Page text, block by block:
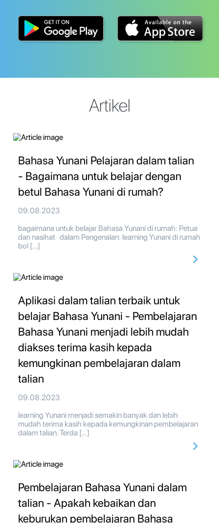
Artikel
Bahasa Yunani Pelajaran dalam talian
- Bagaimana untuk belajar dengan
betul Bahasa Yunani di rumah?
09.08.2023
bagaimana untuk belajar Bahasa Yunani di rumah: Petua
dan nasihat dalam Pengenalan: learning Yunani di rumah
bol […]
Aplikasi dalam talian terbaik untuk
belajar Bahasa Yunani - Pembelajaran
Bahasa Yunani menjadi lebih mudah
diakses terima kasih kepada
kemungkinan pembelajaran dalam
talian
09.08.2023
learning Yunani menjadi semakin banyak dan lebih
mudah terima kasih kepada kemungkinan pembelajaran
dalam talian. Terda […]
Pembelajaran Bahasa Yunani dalam
talian - Apakah kebaikan dan
keburukan pembelajaran Bahasa